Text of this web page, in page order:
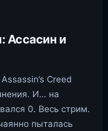
Ассасин и
Creed
И… на
0. Весь стрим.
пыталась